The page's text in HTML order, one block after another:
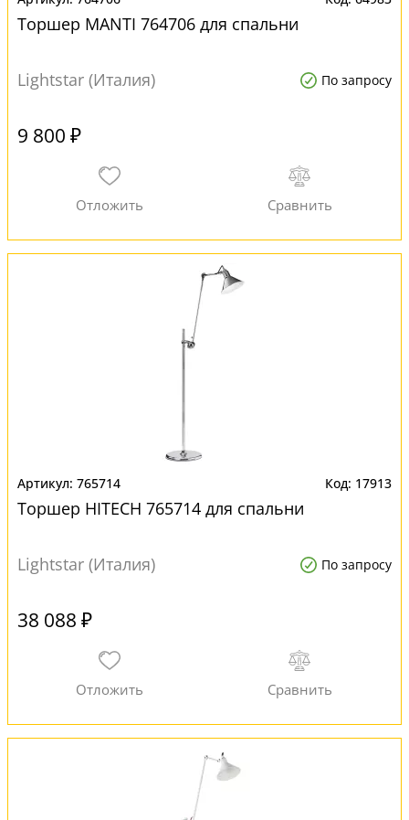
Торшер MANTI 764706 для спальни
Lightstar (Италия) По запросу
9 800 ₽
765714 17913
Торшер HITECH 765714 для спальни
Lightstar (Италия) По запросу
38 088 ₽